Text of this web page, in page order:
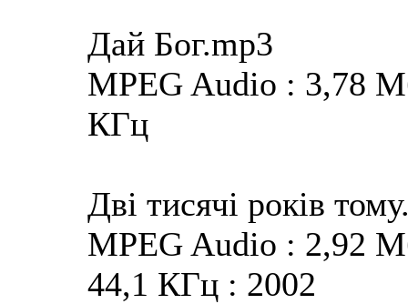
Дай Бог.mp3
MPEG Audio : 3,78
КГц
Дві тисячі років
MPEG Audio : 2,92
44,1 КГц : 2002